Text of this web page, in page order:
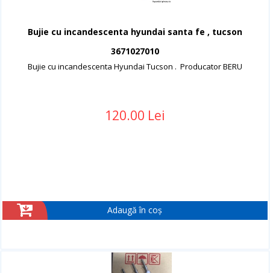
Bujie cu incandescenta hyundai santa fe , tucson
3671027010
Bujie cu incandescenta Hyundai Tucson . Producator BERU
120.00 Lei
Adaugă în coș